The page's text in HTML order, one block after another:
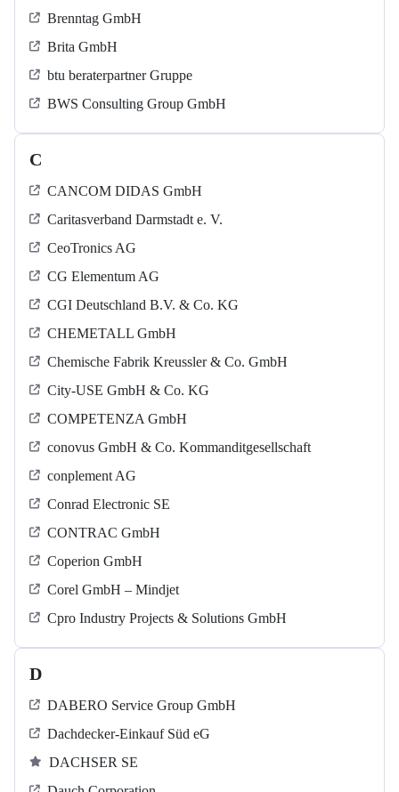
Brenntag GmbH
Brita GmbH
btu beraterpartner Gruppe
BWS Consulting Group GmbH
C
CANCOM DIDAS GmbH
Caritasverband Darmstadt e. V.
CeoTronics AG
CG Elementum AG
CGI Deutschland B.V. & Co. KG
CHEMETALL GmbH
Chemische Fabrik Kreussler & Co. GmbH
City-USE GmbH & Co. KG
COMPETENZA GmbH
conovus GmbH & Co. Kommanditgesellschaft
conplement AG
Conrad Electronic SE
CONTRAC GmbH
Coperion GmbH
Corel GmbH – Mindjet
Cpro Industry Projects & Solutions GmbH
D
DABERO Service Group GmbH
Dachdecker-Einkauf Süd eG
DACHSER SE